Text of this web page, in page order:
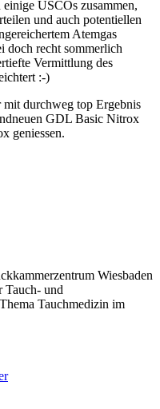
USCOs zusammen,
und auch potentiellen
Atemgas
recht sommerlich
Vermittlung des
:-)
mit durchweg top Ergebnis
GDL Basic Nitrox
geniessen.
Wiesbaden
Tauch- und
Tauchmedizin im